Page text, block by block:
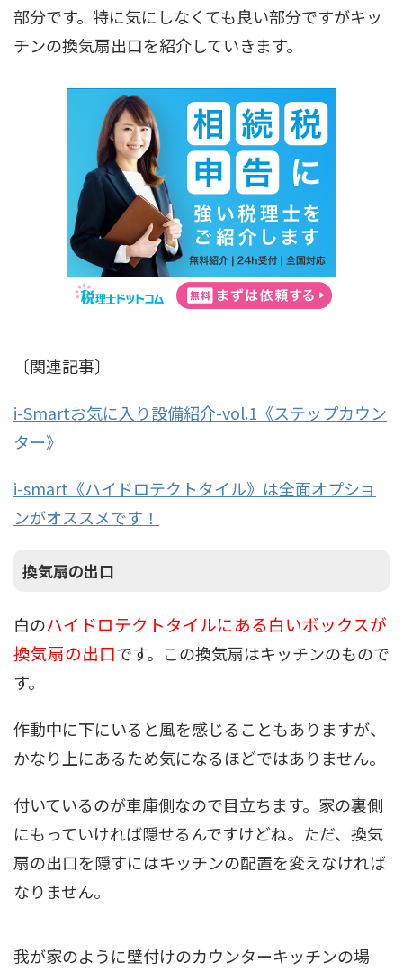
部分です。特に気にしなくても良い部分ですがキッ
チンの換気扇出口を紹介していきます。
〔関連記事〕
i-Smartお気に入り設備紹介-vol.1《ステップカウン
ター》
i-smart《ハイドロテクトタイル》は全面オプショ
ンがオススメです！
換気扇の出口
白のハイドロテクトタイルにある白いボックスが
換気扇の出口です。この換気扇はキッチンのもので
す。
作動中に下にいると風を感じることもありますが、
かなり上にあるため気になるほどではありません。
付いているのが車庫側なので目立ちます。家の裏側
にもっていければ隠せるんですけどね。ただ、換気
扇の出口を隠すにはキッチンの配置を変えなければ
なりません。
我が家のように壁付けのカウンターキッチンの場